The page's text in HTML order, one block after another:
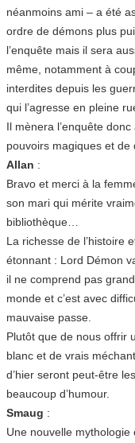
néanmoins ami – a été
ordre de démons plus
l’enquête mais il sera
même, notamment à
interdites depuis les
qui l’agresse en pleine
Il mènera l’enquête
pouvoirs magiques et de
Allan :
Bravo et merci à la
son mari qui mérite
bibliothèque…
La richesse de l’histoire
étonnant : Lord Démon
il ne comprend pas
monde et c’est avec
mauvaise passe.
Plutôt que de nous offrir
blanc et de vrais
d’hier seront peut-être
beaucoup d’humour.
Smaug :
Une nouvelle